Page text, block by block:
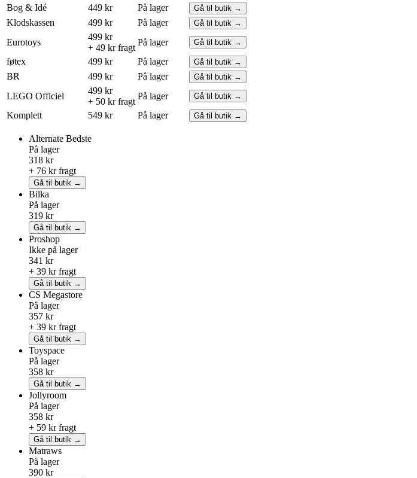
Bog & Idé 449 kr På lager Gå til butik →
Klodskassen 499 kr På lager Gå til butik →
Eurotoys
499 kr
+ 49 kr fragt
På lager Gå til butik →
føtex 499 kr På lager Gå til butik →
BR 499 kr På lager Gå til butik →
LEGO Officiel
499 kr
+ 50 kr fragt
På lager Gå til butik →
Komplett 549 kr På lager Gå til butik →
Alternate Bedste
På lager
318 kr
+ 76 kr fragt
Gå til butik →
Bilka
På lager
319 kr
Gå til butik →
Proshop
Ikke på lager
341 kr
+ 39 kr fragt
Gå til butik →
CS Megastore
På lager
357 kr
+ 39 kr fragt
Gå til butik →
Toyspace
På lager
358 kr
Gå til butik →
Jollyroom
På lager
358 kr
+ 59 kr fragt
Gå til butik →
Matraws
På lager
390 kr